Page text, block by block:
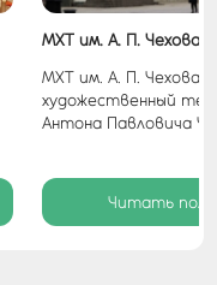
МХТ им. А. П. Чехова
МХТ им. А. П. Чехова
художественный
Антона Павловича
Читать